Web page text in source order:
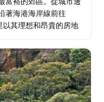
著海港海岸線前往
其理想和昂貴的房地